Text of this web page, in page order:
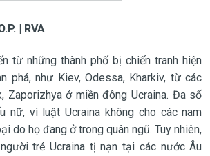
| RVA
từ những thành phố bị chiến tranh hiện
phá, như Kiev, Odessa, Kharkiv, từ các
Zaporizhya ở miền đông Ucraina. Đa số
nữ, vì luật Ucraina không cho các nam
do họ đang ở trong quân ngũ. Tuy nhiên,
trẻ Ucraina tị nạn tại các nước Âu